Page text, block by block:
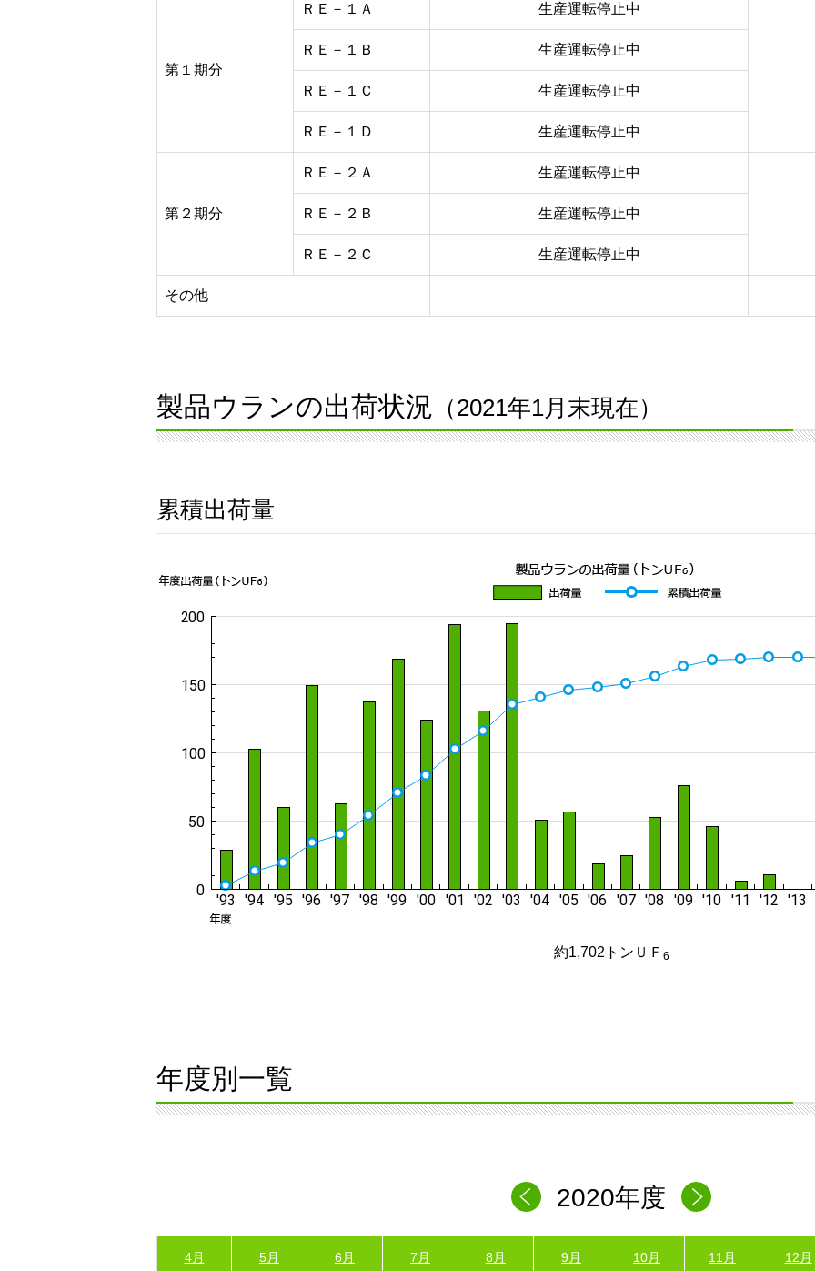
第１期分
ＲＥ－１Ａ 生産運転停止中
ＲＥ－１Ｂ 生産運転停止中
ＲＥ－１Ｃ 生産運転停止中
ＲＥ－１Ｄ 生産運転停止中
第２期分
ＲＥ－２Ａ 生産運転停止中
ＲＥ－２Ｂ 生産運転停止中
ＲＥ－２Ｃ 生産運転停止中
その他
製品ウランの出荷状況 （2021年1月末現在）
累積出荷量
約1,702トンＵＦ 6
年度別一覧
2020年度
4月 5月 6月 7月 8月 9月 10月 11月 12月